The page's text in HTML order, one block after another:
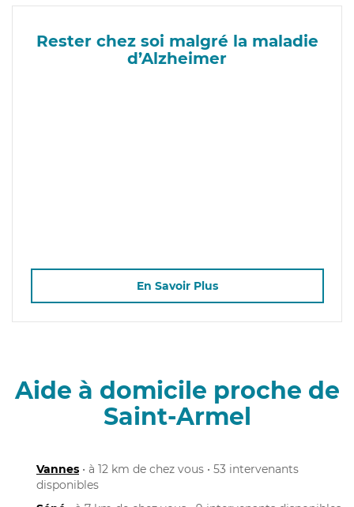
Rester chez soi malgré la maladie
d’Alzheimer
En Savoir Plus
Aide à domicile proche de
Saint-Armel
Vannes • à 12 km de chez vous • 53 intervenants
disponibles